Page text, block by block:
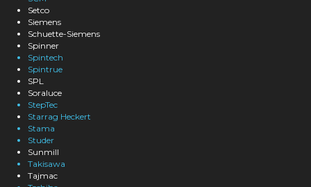
Setco
Siemens
Schuette-Siemens
Spinner
Spintech
Spintrue
SPL
Soraluce
StepTec
Starrag Heckert
Stama
Studer
Sunmill
Takisawa
Tajmac